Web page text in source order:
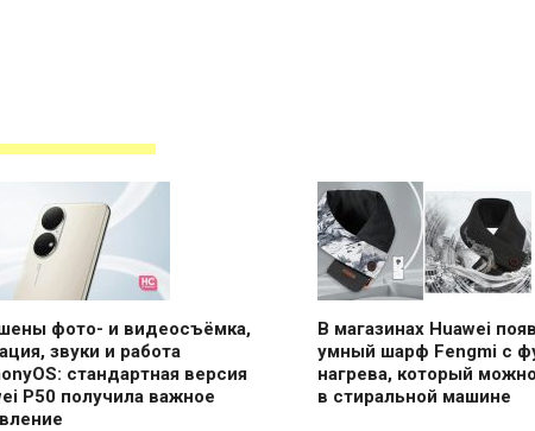
фото- и видеосъёмка,
звуки и работа
стандартная версия
P50 получила важное
В магазинах Huawei
умный шарф Fengmi с
нагрева, который
в стиральной машине